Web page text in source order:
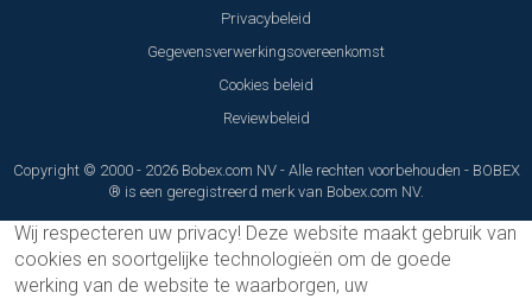
Privacybeleid
Gegevensverwerkingsovereenkomst
Cookies beleid
Reviewbeleid
Copyright © 2000 - 2026 Bobex.com NV - Alle rechten voorbehouden - BOBEX
® is een geregistreerd merk van Bobex.com NV.
Wij respecteren uw privacy! Deze website maakt gebruik van
cookies en soortgelijke technologieën om de goede
werking van de website te waarborgen, uw